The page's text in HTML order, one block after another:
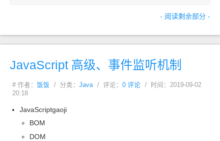
- 阅读剩余部分 -
JavaScript 高级、事件监听机制
# 作者： 饭饭 / 分类： Java / 评论： 0 评论
/ 时间：2019-09-02
20:18
JavaScriptgaoji
BOM
DOM